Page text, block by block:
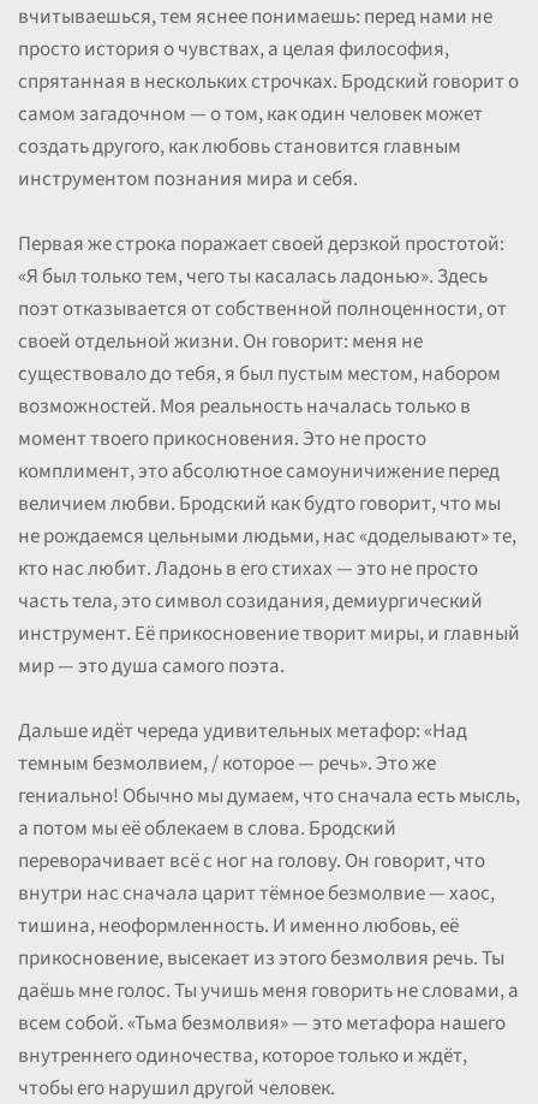
вчитываешься, тем яснее понимаешь: перед нами не
просто история о чувствах, а целая философия,
спрятанная в нескольких строчках. Бродский говорит о
самом загадочном — о том, как один человек может
создать другого, как любовь становится главным
инструментом познания мира и себя.
Первая же строка поражает своей дерзкой простотой:
«Я был только тем, чего ты касалась ладонью». Здесь
поэт отказывается от собственной полноценности, от
своей отдельной жизни. Он говорит: меня не
существовало до тебя, я был пустым местом, набором
возможностей. Моя реальность началась только в
момент твоего прикосновения. Это не просто
комплимент, это абсолютное самоуничижение перед
величием любви. Бродский как будто говорит, что мы
не рождаемся цельными людьми, нас «доделывают» те,
кто нас любит. Ладонь в его стихах — это не просто
часть тела, это символ созидания, демиургический
инструмент. Её прикосновение творит миры, и главный
мир — это душа самого поэта.
Дальше идёт череда удивительных метафор: «Над
темным безмолвием, / которое — речь». Это же
гениально! Обычно мы думаем, что сначала есть мысль,
а потом мы её облекаем в слова. Бродский
переворачивает всё с ног на голову. Он говорит, что
внутри нас сначала царит тёмное безмолвие — хаос,
тишина, неоформленность. И именно любовь, её
прикосновение, высекает из этого безмолвия речь. Ты
даёшь мне голос. Ты учишь меня говорить не словами, а
всем собой. «Тьма безмолвия» — это метафора нашего
внутреннего одиночества, которое только и ждёт,
чтобы его нарушил другой человек.